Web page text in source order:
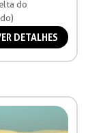
do
DETALHES